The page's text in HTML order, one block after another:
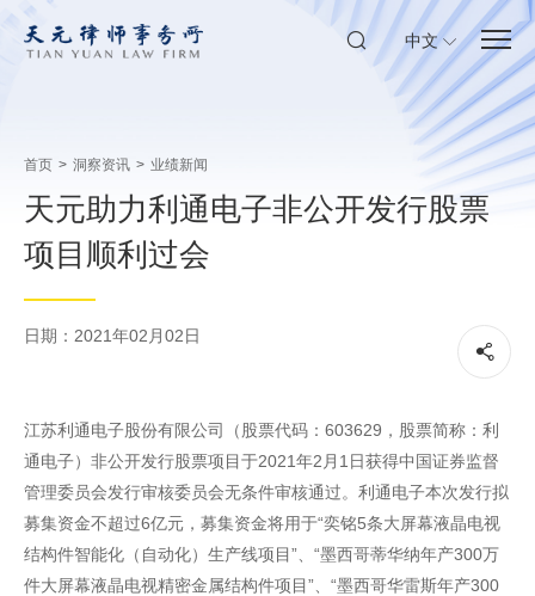
中文
首页 > 洞察资讯 > 业绩新闻
天元助力利通电子非公开发行股票
项目顺利过会
日期：2021年02月02日
江苏利通电子股份有限公司（股票代码：603629，股票简称：利
通电子）非公开发行股票项目于2021年2月1日获得中国证券监督
管理委员会发行审核委员会无条件审核通过。利通电子本次发行拟
募集资金不超过6亿元，募集资金将用于“奕铭5条大屏幕液晶电视
结构件智能化（自动化）生产线项目”、“墨西哥蒂华纳年产300万
件大屏幕液晶电视精密金属结构件项目”、“墨西哥华雷斯年产300